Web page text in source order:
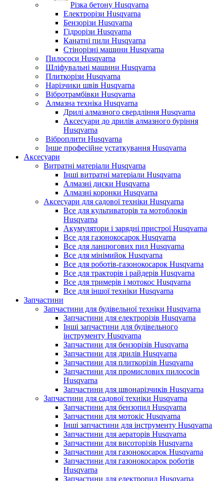
Різка бетону Husqvarna
Електрорізи Husqvarna
Бензорізи Husqvarna
Гідрорізи Husqvarna
Канатні пили Husqvarna
Стінорізні машини Husqvarna
Пилососи Husqvarna
Шліфувальні машини Husqvarna
Плиткорізи Husqvarna
Нарізчики швів Husqvarna
Вібротрамбівки Husqvarna
Алмазна техніка Husqvarna
Дрилі алмазного свердління Husqvarna
Аксесуари до дрилів алмазного буріння
Husqvarna
Віброплити Husqvarna
Інше професійне устаткування Husqvarna
Аксесуари
Витратні матеріали Husqvarna
Інші витратні матеріали Husqvarna
Алмазні диски Husqvarna
Алмазні коронки Husqvarna
Аксесуари для садової техніки Husqvarna
Все для культиваторів та мотоблоків
Husqvarna
Акумулятори і зарядні пристрої Husqvarna
Все для газонокосарок Husqvarna
Все для ланцюгових пил Husqvarna
Все для мінімийок Husqvarna
Все для роботів-газонокосарок Husqvarna
Все для тракторів і райдерів Husqvarna
Все для тримерів і мотокос Husqvarna
Все для іншої техніки Husqvarna
Запчастини
Запчастини для будівельної техніки Husqvarna
Запчастини для електрорізів Husqvarna
Інші запчастини для будівельного
інструменту Husqvarna
Запчастини для бензорізів Husqvarna
Запчастини для дрилів Husqvarna
Запчастини для плиткорізів Husqvarna
Запчастини для промислових пилососів
Husqvarna
Запчастини для швонарізчиків Husqvarna
Запчастини для садової техніки Husqvarna
Запчастини для бензопил Husqvarna
Запчастини для мотокіс Husqvarna
Інші запчастини для інструменту Husqvarna
Запчастини для аераторів Husqvarna
Запчастини для висоторізів Husqvarna
Запчастини для газонокосарок Husqvarna
Запчастини для газонокосарок роботів
Husqvarna
Запчастини для електропил Husqvarna